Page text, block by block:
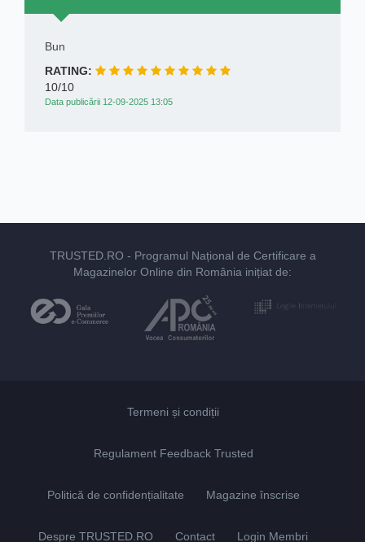
Bun
RATING:
10/10
Data publicării 12-09-2025 13:05
TRUSTED.RO - Programul Național de Certificare a
Magazinelor Online din România inițiat de:
Termeni și condiții
Regulament Feedback Trusted
Politică de confidențialitate Magazine înscrise
Despre TRUSTED.RO Contact Login Membri